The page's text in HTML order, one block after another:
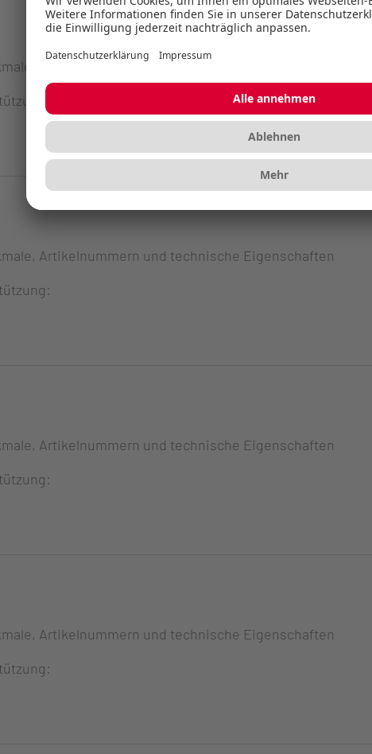
Artikelnummern und technische Eigenschaften
Artikelnummern und technische Eigenschaften
Artikelnummern und technische Eigenschaften
Artikelnummern und technische Eigenschaften